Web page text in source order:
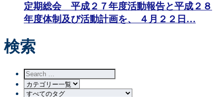
定期総会 平成２７年度活動報告と平成２８
年度体制及び活動計画を、 ４月２２日…
検索